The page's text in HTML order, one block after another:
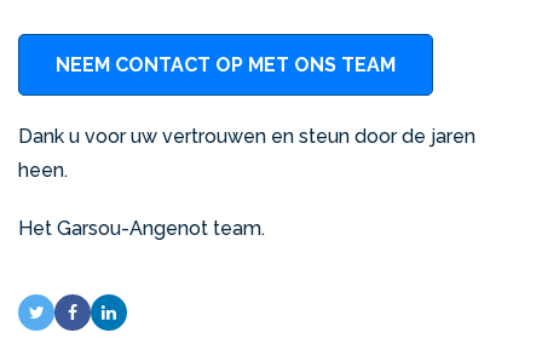
NEEM CONTACT OP MET ONS TEAM
Dank u voor uw vertrouwen en steun door de jaren
heen.
Het Garsou-Angenot team.